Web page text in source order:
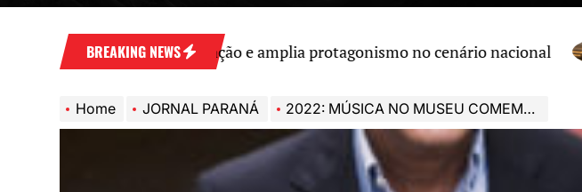
BREAKING NEWS
e inovação e amplia protagonismo no cenário nacional
Home JORNAL PARANÁ 2022: MÚSICA NO MUSEU COMEMOROU 25 ANOS E RECEBEU O TÍTULO DE PATRIMÔNIO CULTURAL IMATERIAL DO RIO DE JANEIRO